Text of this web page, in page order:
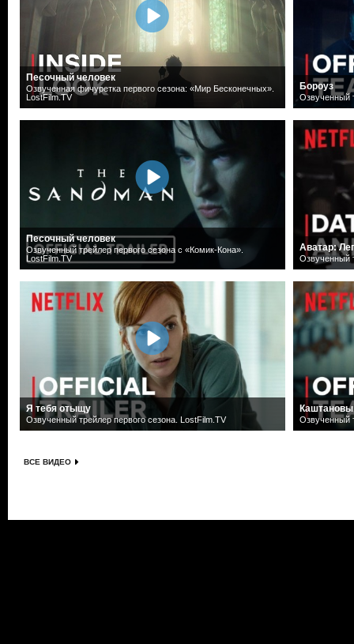
Песочный человек
Озвученная фичуретка первого сезона: «Мир Бесконечных».
LostFilm.TV
Песочный человек
Озвученный трейлер первого сезона с «Комик-Кона».
LostFilm.TV
Я тебя отыщу
Озвученный трейлер первого сезона. LostFilm.TV
Бороуз
Озвученный
Аватар:
Озвученный
Озвученный
ВСЕ ВИДЕО